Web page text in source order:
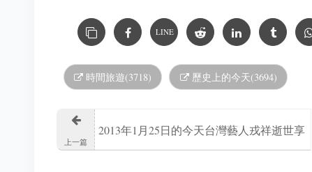
LINE
時間旅遊(3718) 歷史上的今天(3694)
上一篇
2013年1月25日的今天台灣藝人戎祥逝世享